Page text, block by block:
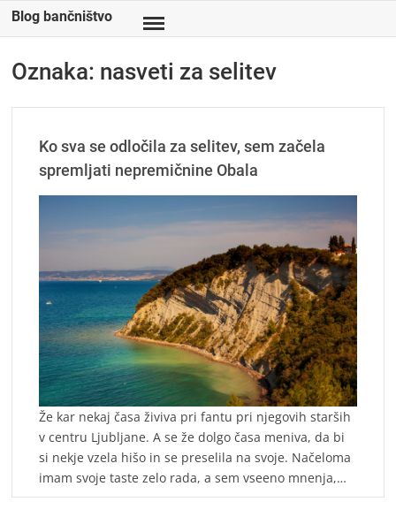
SkipBlog bančništvo
Oznaka: nasveti za selitev
Ko sva se odločila za selitev, sem začela
spremljati nepremičnine Obala
Že kar nekaj časa živiva pri fantu pri njegovih starših
v centru Ljubljane. A se že dolgo časa meniva, da bi
si nekje vzela hišo in se preselila na svoje. Načeloma
imam svoje taste zelo rada, a sem vseeno mnenja,…